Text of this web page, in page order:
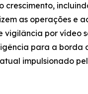
as operações e
por vídeo
para a borda
impulsionado